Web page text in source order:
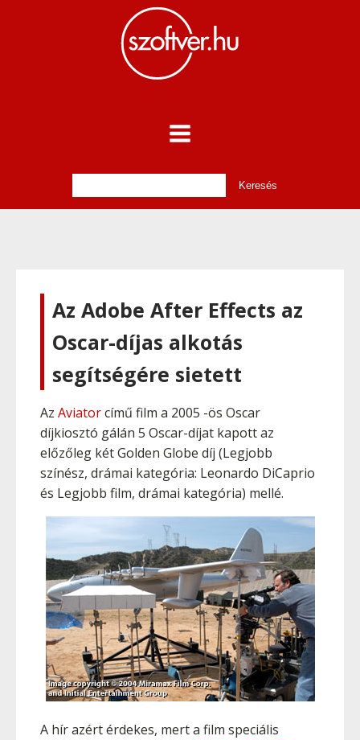
Az Adobe After Effects az
Oscar-díjas alkotás
segítségére sietett
Az Aviatorcímű film a 2005 -ös Oscar
díjkiosztó gálán 5 Oscar-díjat kapott az
előzőleg két Golden Globe díj (Legjobb
színész, drámai kategória: Leonardo DiCaprio
és Legjobb film, drámai kategória) mellé.
A hír azért érdekes, mert a film speciális